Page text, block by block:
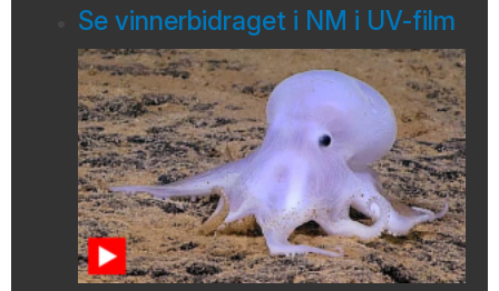
Se vinnerbidraget i NM i UV-film